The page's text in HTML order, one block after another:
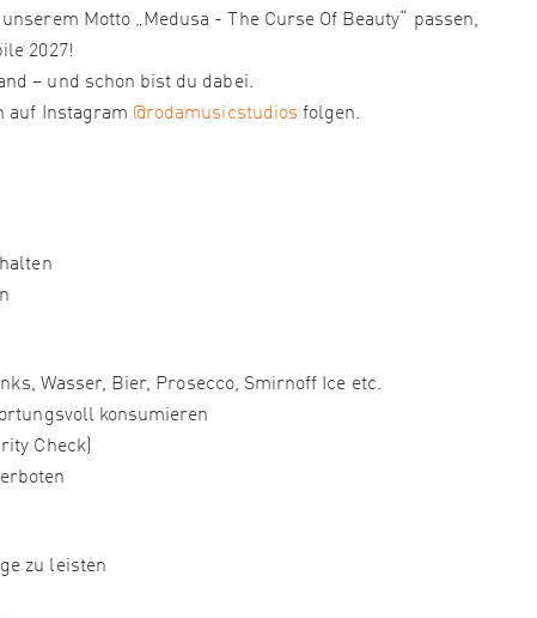
Motto „Medusa - The Curse Of Beauty“ passen,
2027!
– und schon bist du dabei.
auf Instagram @rodamusicstudios folgen.
Wasser, Bier, Prosecco, Smirnoff Ice etc.
konsumieren
Check)
zu leisten